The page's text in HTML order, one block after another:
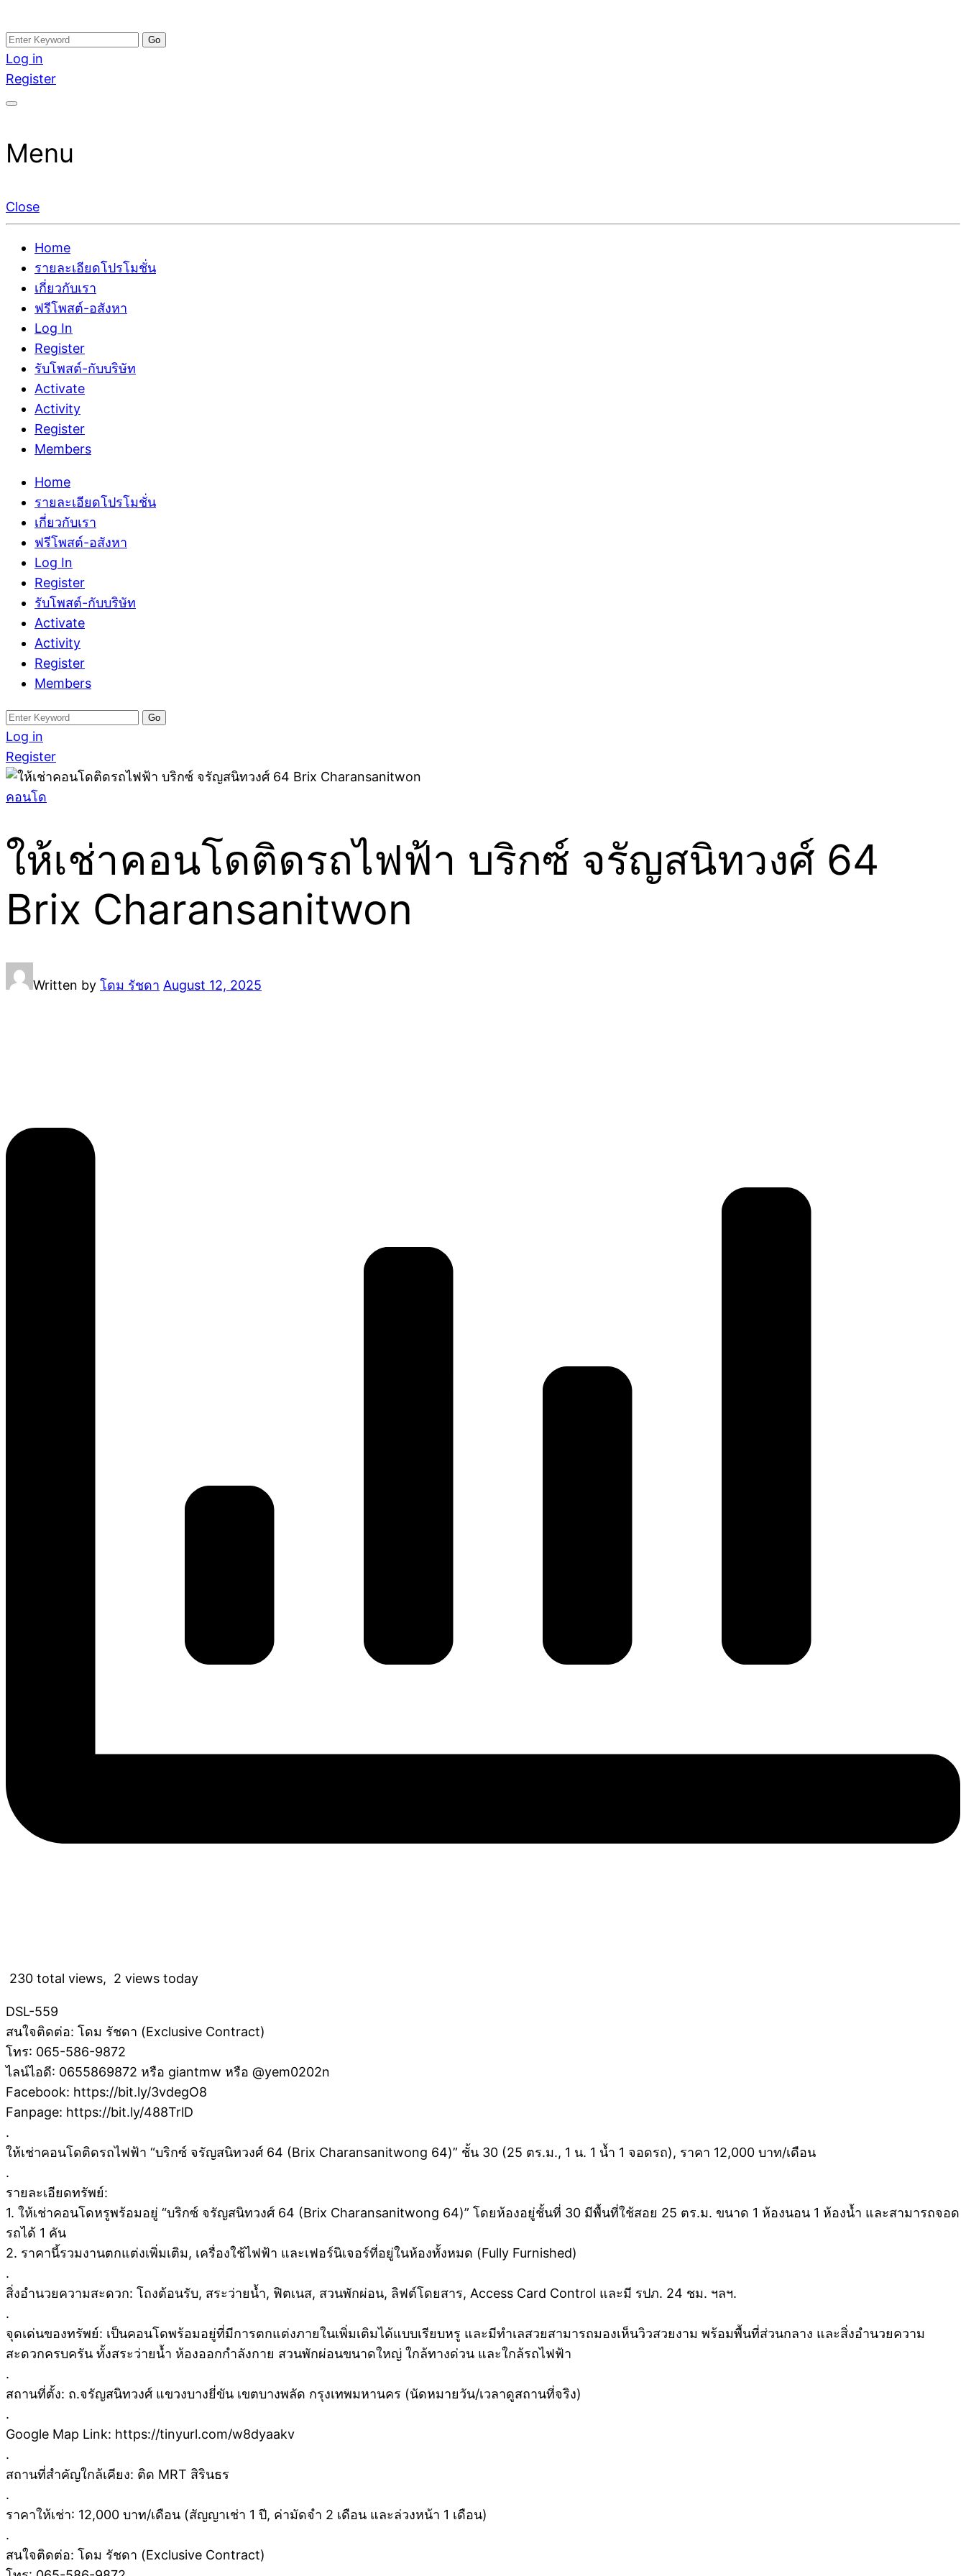
Skip
to
content
อสังหาโพสต์ รีวิวเยอะ รับจ้างโพสต์ขายบ้าน รับจ้างโพสต์อสังหา แตกต่างอย่างตั้งใจ รับรองผล อันดับ1 การโพสต์ขายอสังหา กับทีมงานบริษัท บ้าน ที่ดิน คอนโด
ติดGoogleหน้าแรกได้จริงๆ ใน 7 วัน
รับจ้างโพสอสังหา ขายบ้าน อสังหาโพสต์ เชื่อถือได้จริง รับโพสต์ ที่ดิน กับทีมงานบริษัท ถูกและดีที่สุด ไม่มีค่านายหน้า ขายได้จริงๆ ช่วยสร้างโอกาสในการขายได้มากกว่า ที่
เดียว ที่กล้าการันตีผลงาน ประสบการณ์กว่า20ปี ทีมงานมืออาชีพ ช่วยคุณขายบ้านมานาน ตัวจริง
Search
for:
Log in
Register
Menu
Close
Home
รายละเอียดโปรโมชั่น
เกี่ยวกับเรา
ฟรีโพสต์-อสังหา
Log In
Register
รับโพสต์-กับบริษัท
Activate
Activity
Register
Members
Home
รายละเอียดโปรโมชั่น
เกี่ยวกับเรา
ฟรีโพสต์-อสังหา
Log In
Register
รับโพสต์-กับบริษัท
Activate
Activity
Register
Members
Search
for:
Log in
Register
คอนโด
ให้เช่าคอนโดติดรถไฟฟ้า บริกซ์ จรัญสนิทวงศ์ 64
Brix Charansanitwon
Written by โดม รัชดา August 12, 2025
230 total views, 2 views today
DSL-559
สนใจติดต่อ: โดม รัชดา (Exclusive Contract)
โทร: 065-586-9872
ไลน์ไอดี: 0655869872 หรือ giantmw หรือ @yem0202n
Facebook: https://bit.ly/3vdegO8
Fanpage: https://bit.ly/488TrlD
.
ให้เช่าคอนโดติดรถไฟฟ้า “บริกซ์ จรัญสนิทวงศ์ 64 (Brix Charansanitwong 64)” ชั้น 30 (25 ตร.ม., 1 น. 1 น้ำ 1 จอดรถ), ราคา 12,000 บาท/เดือน
.
รายละเอียดทรัพย์:
1. ให้เช่าคอนโดหรูพร้อมอยู่ “บริกซ์ จรัญสนิทวงศ์ 64 (Brix Charansanitwong 64)” โดยห้องอยู่ชั้นที่ 30 มีพื้นที่ใช้สอย 25 ตร.ม. ขนาด 1 ห้องนอน 1 ห้องน้ำ และสามารถจอด
รถได้ 1 คัน
2. ราคานี้รวมงานตกแต่งเพิ่มเติม, เครื่องใช้ไฟฟ้า และเฟอร์นิเจอร์ที่อยู่ในห้องทั้งหมด (Fully Furnished)
.
สิ่งอำนวยความสะดวก: โถงต้อนรับ, สระว่ายน้ำ, ฟิตเนส, สวนพักผ่อน, ลิฟต์โดยสาร, Access Card Control และมี รปภ. 24 ชม. ฯลฯ.
.
จุดเด่นของทรัพย์: เป็นคอนโดพร้อมอยู่ที่มีการตกแต่งภายในเพิ่มเติมได้แบบเรียบหรู และมีทำเลสวยสามารถมองเห็นวิวสวยงาม พร้อมพื้นที่ส่วนกลาง และสิ่งอำนวยความ
สะดวกครบครัน ทั้งสระว่ายน้ำ ห้องออกกำลังกาย สวนพักผ่อนขนาดใหญ่ ใกล้ทางด่วน และใกล้รถไฟฟ้า
.
สถานที่ตั้ง: ถ.จรัญสนิทวงศ์ แขวงบางยี่ขัน เขตบางพลัด กรุงเทพมหานคร (นัดหมายวัน/เวลาดูสถานที่จริง)
.
Google Map Link: https://tinyurl.com/w8dyaakv
.
สถานที่สำคัญใกล้เคียง: ติด MRT สิรินธร
.
ราคาให้เช่า: 12,000 บาท/เดือน (สัญญาเช่า 1 ปี, ค่ามัดจำ 2 เดือน และล่วงหน้า 1 เดือน)
.
สนใจติดต่อ: โดม รัชดา (Exclusive Contract)